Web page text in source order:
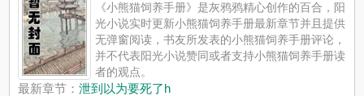
《小熊猫饲养手册》是灰鸦鸦精心创作的百合，阳
光小说实时更新小熊猫饲养手册最新章节并且提供
无弹窗阅读，书友所发表的小熊猫饲养手册评论，
并不代表阳光小说赞同或者支持小熊猫饲养手册读
者的观点。
最新章节：泄到以为要死了h